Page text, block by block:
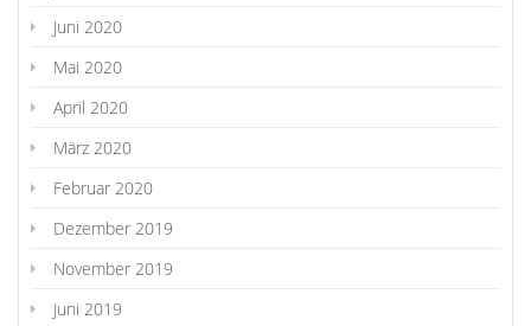
Juni 2020
Mai 2020
April 2020
März 2020
Februar 2020
Dezember 2019
November 2019
Juni 2019